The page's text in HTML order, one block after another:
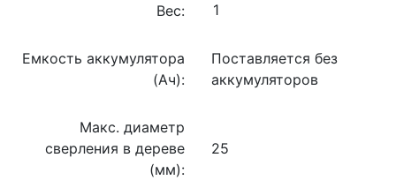
Вес:
Емкость аккумулятора
(Ач):
Поставляется без
аккумуляторов
Макс. диаметр
сверления в дереве
(мм):
25